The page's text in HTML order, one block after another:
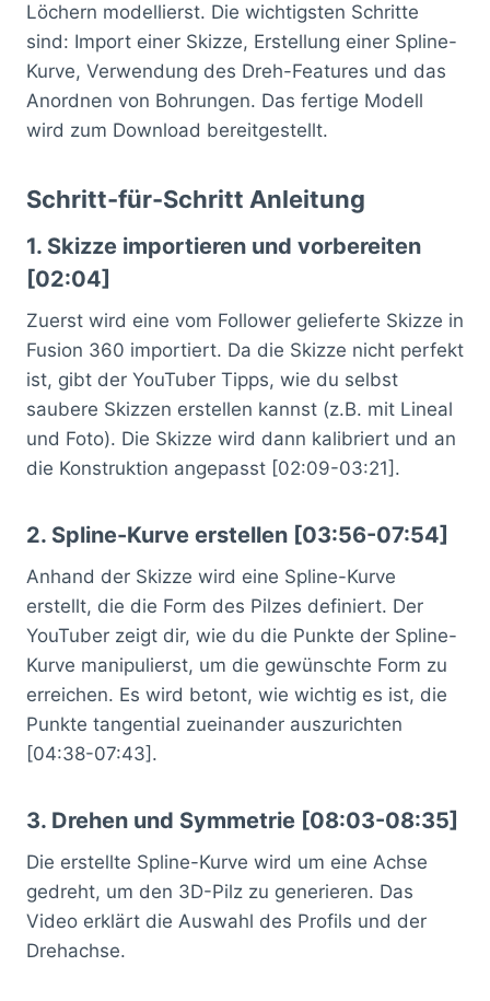
Löchern modellierst. Die wichtigsten Schritte
sind: Import einer Skizze, Erstellung einer Spline-
Kurve, Verwendung des Dreh-Features und das
Anordnen von Bohrungen. Das fertige Modell
wird zum Download bereitgestellt.
Schritt-für-Schritt Anleitung
1. Skizze importieren und vorbereiten
[02:04]
Zuerst wird eine vom Follower gelieferte Skizze in
Fusion 360 importiert. Da die Skizze nicht perfekt
ist, gibt der YouTuber Tipps, wie du selbst
saubere Skizzen erstellen kannst (z.B. mit Lineal
und Foto). Die Skizze wird dann kalibriert und an
die Konstruktion angepasst [02:09-03:21].
2. Spline-Kurve erstellen [03:56-07:54]
Anhand der Skizze wird eine Spline-Kurve
erstellt, die die Form des Pilzes definiert. Der
YouTuber zeigt dir, wie du die Punkte der Spline-
Kurve manipulierst, um die gewünschte Form zu
erreichen. Es wird betont, wie wichtig es ist, die
Punkte tangential zueinander auszurichten
[04:38-07:43].
3. Drehen und Symmetrie [08:03-08:35]
Die erstellte Spline-Kurve wird um eine Achse
gedreht, um den 3D-Pilz zu generieren. Das
Video erklärt die Auswahl des Profils und der
Drehachse.